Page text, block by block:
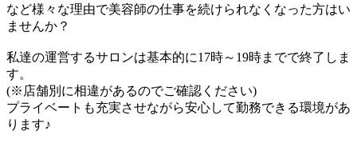
など様々な理由で美容師の仕事を続けられなくなった方はい
ませんか？
私達の運営するサロンは基本的に17時～19時までで終了しま
す。
(※店舗別に相違があるのでご確認ください)
プライベートも充実させながら安心して勤務できる環境があ
ります♪